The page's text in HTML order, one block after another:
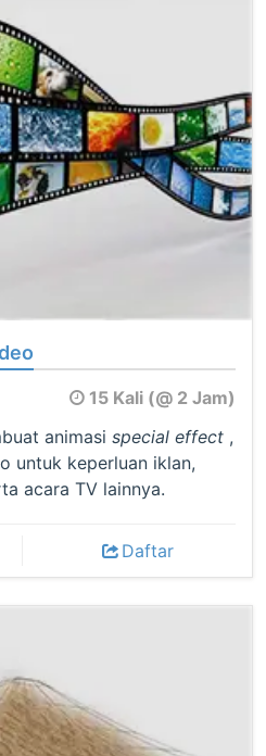
15 Kali (@ 2 Jam)
animasi special effect ,
untuk keperluan iklan,
acara TV lainnya.
Daftar